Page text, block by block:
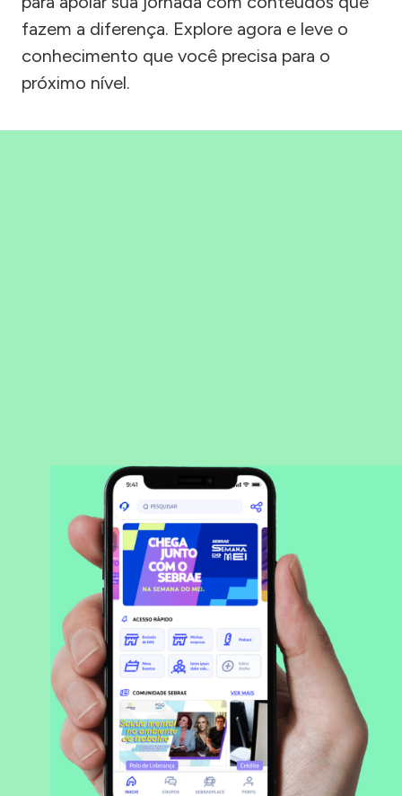
fazem a diferença. Explore agora e leve o
conhecimento que você precisa para o
próximo nível.